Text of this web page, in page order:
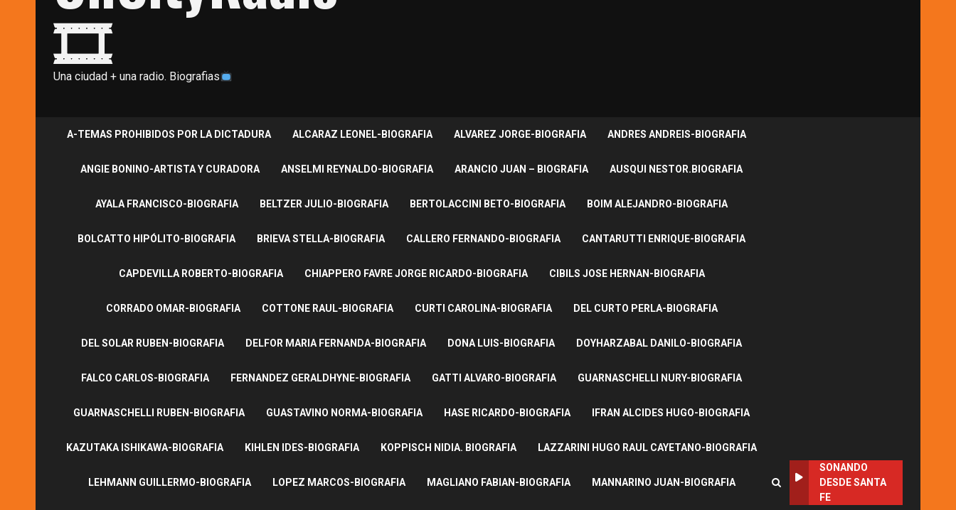
🎞
Una ciudad + una radio. Biografias
A-TEMAS PROHIBIDOS POR LA DICTADURA ALCARAZ LEONEL-BIOGRAFIA ALVAREZ JORGE-BIOGRAFIA ANDRES ANDREIS-BIOGRAFIA
ANGIE BONINO-ARTISTA Y CURADORA ANSELMI REYNALDO-BIOGRAFIA ARANCIO JUAN – BIOGRAFIA AUSQUI NESTOR.BIOGRAFIA
AYALA FRANCISCO-BIOGRAFIA BELTZER JULIO-BIOGRAFIA BERTOLACCINI BETO-BIOGRAFIA BOIM ALEJANDRO-BIOGRAFIA
BOLCATTO HIPÓLITO-BIOGRAFIA BRIEVA STELLA-BIOGRAFIA CALLERO FERNANDO-BIOGRAFIA CANTARUTTI ENRIQUE-BIOGRAFIA
CAPDEVILLA ROBERTO-BIOGRAFIA CHIAPPERO FAVRE JORGE RICARDO-BIOGRAFIA CIBILS JOSE HERNAN-BIOGRAFIA
CORRADO OMAR-BIOGRAFIA COTTONE RAUL-BIOGRAFIA CURTI CAROLINA-BIOGRAFIA DEL CURTO PERLA-BIOGRAFIA
DEL SOLAR RUBEN-BIOGRAFIA DELFOR MARIA FERNANDA-BIOGRAFIA DONA LUIS-BIOGRAFIA DOYHARZABAL DANILO-BIOGRAFIA
FALCO CARLOS-BIOGRAFIA FERNANDEZ GERALDHYNE-BIOGRAFIA GATTI ALVARO-BIOGRAFIA GUARNASCHELLI NURY-BIOGRAFIA
GUARNASCHELLI RUBEN-BIOGRAFIA GUASTAVINO NORMA-BIOGRAFIA HASE RICARDO-BIOGRAFIA IFRAN ALCIDES HUGO-BIOGRAFIA
KAZUTAKA ISHIKAWA-BIOGRAFIA KIHLEN IDES-BIOGRAFIA KOPPISCH NIDIA. BIOGRAFIA LAZZARINI HUGO RAUL CAYETANO-BIOGRAFIA
LEHMANN GUILLERMO-BIOGRAFIA LOPEZ MARCOS-BIOGRAFIA MAGLIANO FABIAN-BIOGRAFIA MANNARINO JUAN-BIOGRAFIA
SONANDO
DESDE SANTA
FE